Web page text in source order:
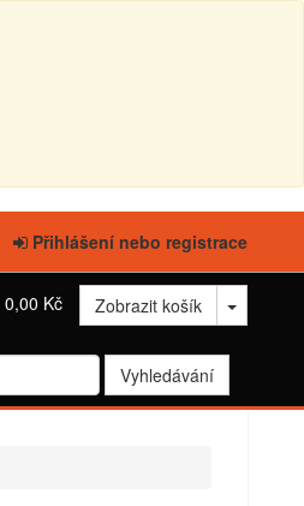
Přihlášení nebo registrace
0,00 Kč Zobrazit košík